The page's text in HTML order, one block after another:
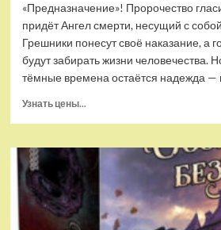
«Предназначение»! Пророчество
придёт Ангел смерти, несущий с
Грешники понесут своё наказание, а
будут забирать жизни человечества.
тёмные времена остаётся надежда —
Узнать цены...
Настольная
Hobby
World
Предназначение